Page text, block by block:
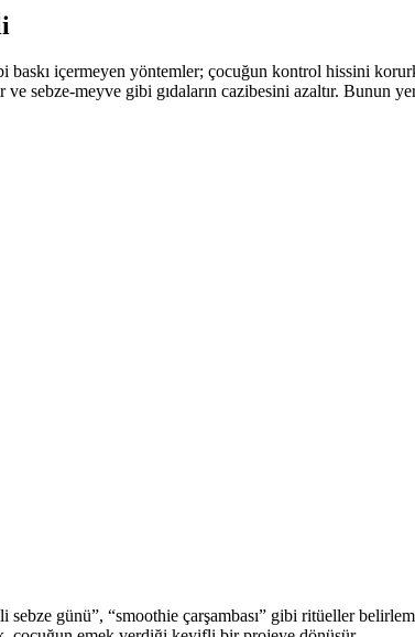
içermeyen yöntemler; çocuğun kontrol hissini
ve sebze-meyve gibi gıdaların cazibesini azaltır.
günü”, “smoothie çarşambası” gibi ritüeller